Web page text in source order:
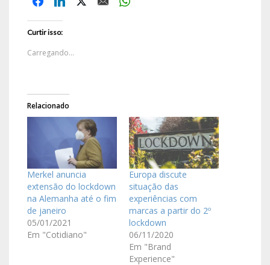
Curtir isso:
Carregando...
Relacionado
Merkel anuncia
extensão do lockdown
na Alemanha até o fim
de janeiro
05/01/2021
Em "Cotidiano"
Europa discute
situação das
experiências com
marcas a partir do 2º
lockdown
06/11/2020
Em "Brand
Experience"